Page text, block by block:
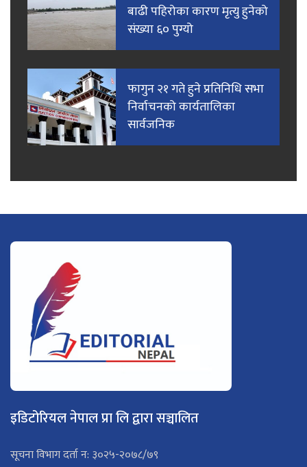
बाढी पहिरोका कारण मृत्यु हुनेको
संख्या ६० पुग्यो
फागुन २१ गते हुने प्रतिनिधि सभा
निर्वाचनको कार्यतालिका
सार्वजनिक
इडिटोरियल नेपाल प्रा लि द्वारा सञ्चालित
सूचना विभाग दर्ता न: ३०२५-२०७८/७९